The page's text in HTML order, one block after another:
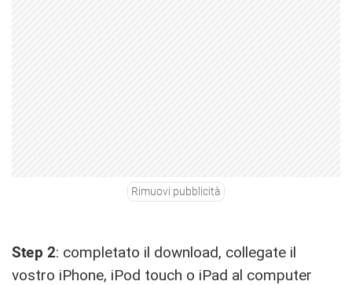
Rimuovi pubblicità
Step 2: completato il download, collegate il
vostro iPhone, iPod touch o iPad al computer